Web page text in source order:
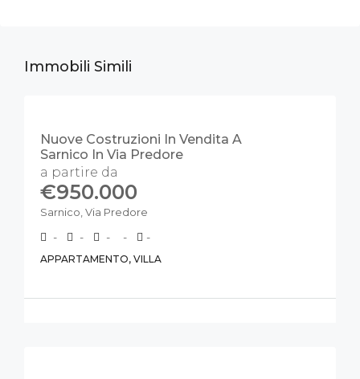
Immobili Simili
Nuove Costruzioni In Vendita A
Sarnico In Via Predore
a partire da
€950.000
Sarnico, Via Predore
- - - - -
APPARTAMENTO, VILLA